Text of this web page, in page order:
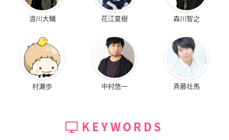
浪川大輔 花江夏樹 森川智之
村瀬歩 中村悠一 斉藤壮馬
KEYWORDS